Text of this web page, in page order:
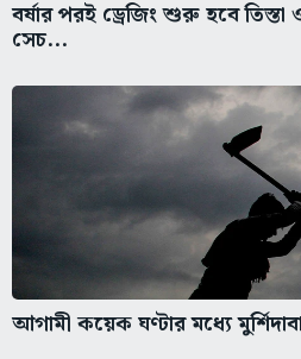
বর্ষার পরই ড্রেজিং শুরু হবে
সেচ...
আগামী কয়েক ঘণ্টার মধ্যে